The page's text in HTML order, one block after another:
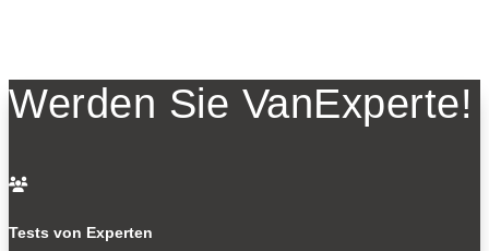
Werden Sie VanExperte!

Tests von Experten